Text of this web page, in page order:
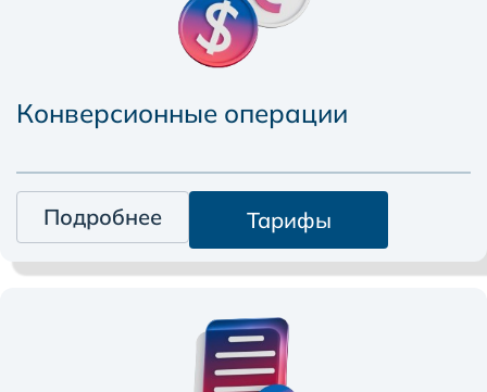
Конверсионные операции
Подробнее Тарифы